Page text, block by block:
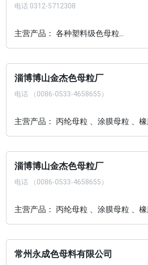
电话 0312-5712308
主营产品： 各种塑料级色母粒...
淄博博山金杰色母粒厂
电话 （0086-0533-4658655）
主营产品： 丙纶母粒 、涂膜母粒 、橡
淄博博山金杰色母粒厂
电话 （0086-0533-4658655）
主营产品： 丙纶母粒 、涂膜母粒 、橡
常州永成色母料有限公司